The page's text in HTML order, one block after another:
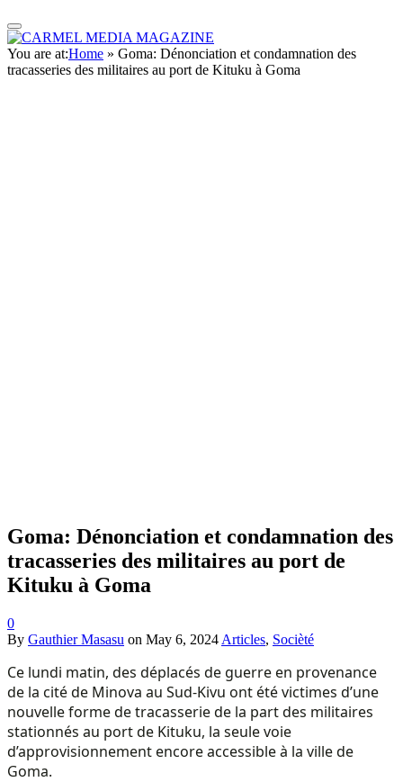
You are at:Home » Goma: Dénonciation et condamnation des
tracasseries des militaires au port de Kituku à Goma
Goma: Dénonciation et condamnation des
tracasseries des militaires au port de
Kituku à Goma
0
By Gauthier Masasu on May 6, 2024 Articles, Socièté
Ce lundi matin, des déplacés de guerre en provenance
de la cité de Minova au Sud-Kivu ont été victimes d’une
nouvelle forme de tracasserie de la part des militaires
stationnés au port de Kituku, la seule voie
d’approvisionnement encore accessible à la ville de
Goma.